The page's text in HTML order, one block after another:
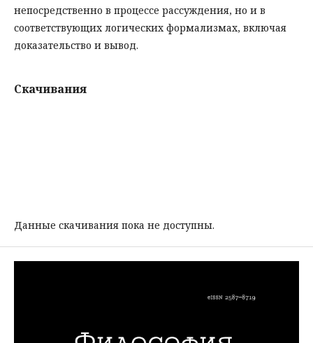
непосредственно в процессе рассуждения, но и в
соответствующих логических формализмах, включая
доказательство и вывод.
Скачивания
Данные скачивания пока не доступны.